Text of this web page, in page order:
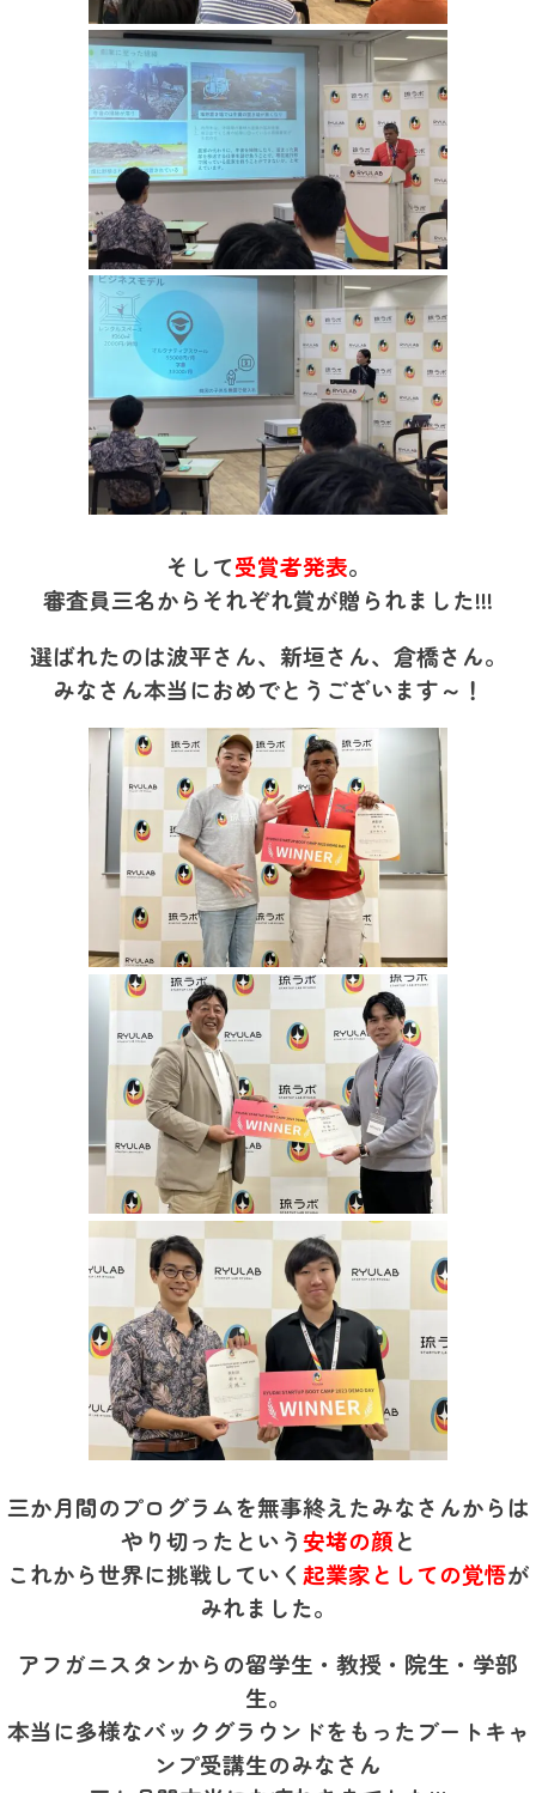
そして受賞者発表。
審査員三名からそれぞれ賞が贈られました!!!
選ばれたのは波平さん、新垣さん、倉橋さん。
みなさん本当におめでとうございます～！
三か月間のプログラムを無事終えたみなさんからは
やり切ったという安堵の顔と
これから世界に挑戦していく 起業家としての覚悟が
みれました。
アフガニスタンからの留学生・教授・院生・学部
生。
本当に多様なバックグラウンドをもったブートキャ
ンプ受講生のみなさん